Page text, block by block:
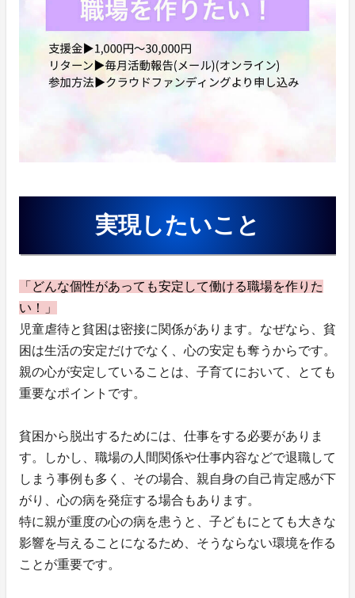
実現したいこと
「どんな個性があっても安定して働ける職場を作りた
い！」
児童虐待と貧困は密接に関係があります。なぜなら、貧
困は生活の安定だけでなく、心の安定も奪うからです。
親の心が安定していることは、子育てにおいて、とても
重要なポイントです。
貧困から脱出するためには、仕事をする必要がありま
す。しかし、職場の人間関係や仕事内容などで退職して
しまう事例も多く、その場合、親自身の自己肯定感が下
がり、心の病を発症する場合もあります。
特に親が重度の心の病を患うと、子どもにとても大きな
影響を与えることになるため、そうならない環境を作る
ことが重要です。